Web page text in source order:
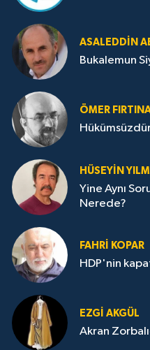
ASALEDDIN
Bukalemun
ÖMER
HÜSEYIN
Yine Aynı
Nerede?
FAHRI KOPAR
HDP'nin
EZGI AKGÜL
Akran